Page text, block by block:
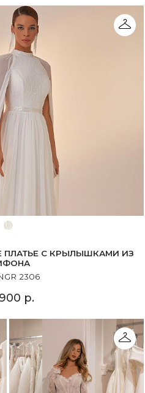
ПЛАТЬЕ С КРЫЛЫШКАМИ ИЗ
2306
р.